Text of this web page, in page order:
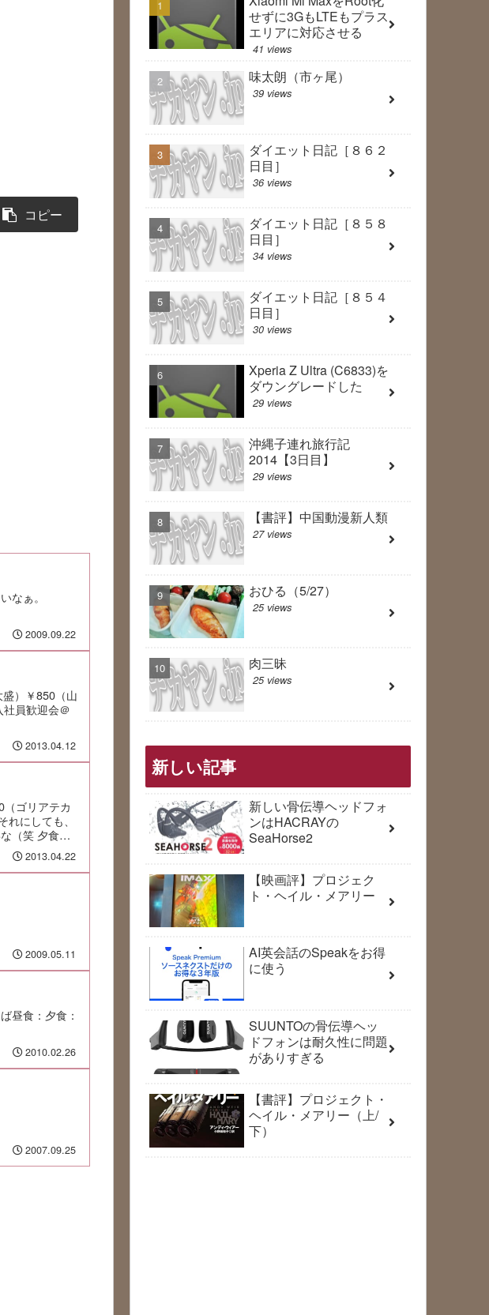
コピー
なぁ。
2009.09.22
）￥850（山
員歓迎会＠
2013.04.12
ゴリアテカ
にしても、
（笑 夕食：
2013.04.22
2009.05.11
昼食：夕食：
2010.02.26
2007.09.25
せずに3GもLTEもプラス
エリアに対応させる
41 views
味太朗（市ヶ尾）
39 views
ダイエット日記［８６２
日目］
36 views
ダイエット日記［８５８
日目］
34 views
ダイエット日記［８５４
日目］
30 views
Xperia Z Ultra (C6833)を
ダウングレードした
29 views
沖縄子連れ旅行記
2014【3日目】
29 views
【書評】中国動漫新人類
27 views
おひる（5/27）
25 views
肉三昧
25 views
新しい記事
新しい骨伝導ヘッドフォ
ンはHACRAYの
SeaHorse2
【映画評】プロジェク
ト・ヘイル・メアリー
AI英会話のSpeakをお得
に使う
SUUNTOの骨伝導ヘッ
ドフォンは耐久性に問題
がありすぎる
【書評】プロジェクト・
ヘイル・メアリー（上/
下）